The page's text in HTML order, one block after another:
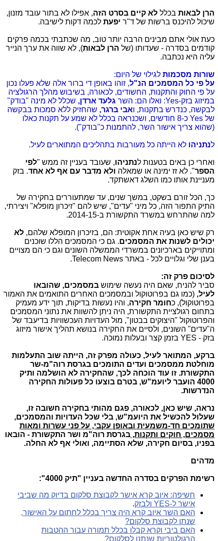
הרן לבאות בכלל לא קיים בסרט הזה, אפילו לא בתור עובד מזנון,
שיכול להיכנס ברשות של ד"ר יפעת לכמה דקות לישיבה.
כעת אולי אתם מבינים הרבה יותר טוב, מה שכתבתי בכמה פרקים
קודמים בסדרה - שעדותו (של הרן לבאות), לא שווה את ערך הנייר
עליה היא נכתבה.
שורות מסכמות לגילוי של היום:
על פי כל המסמכים הנ"ל, זוהו באופן די ברור אלה שלא פעלו נכון
על פי החוק והתקנות, החשודים, לכאורה, בשיבוש מהלך הרגולציה
במיזוג בזק-Yes: ואלו הם: השר
גלעד ארדן, שכלל לא מינה "בודק"
לבקשה, כנדרש בתקנות, ואבי ברגר, שהחזיק ללא סמכות בבקשה
של Yes כ-8 חודשים, ושכנראה בכלל לא שמע על תקנות כאלו
(שהוא צריך אישור השר, להתמנות כ"בודק").
לנתניהו לא הייתה כל מעורבות בתהליכים המתוארים לעיל.
ואחרי כן באים בטענות לנתניהו, שעובד בעניין זה ממש "לפי
הספר". לא זז ימינה או שמאלה ולא מדבר עם אף לא אחד. בזק
מעניינת אותו כמו השלג דאשתקד.
כך, הכל זורם בשקט, במשך שנים, עד שמתעוררים בחקירה של
התיק התפור הזה, כל מיני "עדים", שיש להם "זיכרון מופלא" ויצירתי,
למה שהתרחש במשרד התקשורת ב-2014-15.
רק שיש כאן בעיה אחת אקוטית: הם, בזיכרון המופלא שלהם, לא
יכולים לשנות את המסמכים. גם כי המסמכים הללו שוכנים
ומתוייקים בארכיונים במשרדי הממשלה השונים וגם כי הם מצויים
בענן שלי וגלויים לכל - באתר Telecom News.
לסיכום פרק זה:
סביר להניח, שאם היה נעשה שימוש במסמכים, שהובאו
לעיל, (כמו גם בפרוטוקול ובמסמכים האחרים התואמים את האמור
בפרוטוקול), כחומר חקירה, והיו נעשות בדיקות, תוך ידע מעמיק
בתחום רגולציית התקשורת, היה ניתן להשוות את נתוני המסמכים
והפרוטוקול "היצוקים בבטון", מול העדויות העכשוויות בדיעבד של
ה"עדים" השונים, ולסיים את החקירה בנושא תהליך אישור מיזוג
בזק - YES
בזמן קצר ובעלות נמוכה.
ברקע, המתואר לעיל, כעולה מפרק זה, הייתה שוב התעלמות
מוחלטת ממסמכים ועדים התומכים בגרסת רוה"מ-שר
התקשורת. זו עוד הוכחה לכך, שהחקירה לא הושלמה ותיק
4000 הועבר ליועמ"ש, בטרם בוצעו כל פעולות החקירה
הנדרשות.
נראה, שיש כאן, לכאורה, פגם מהותי בחקירה חשובה זו,
שעלול להכשיל את היועמ"ש, בלי שכל העדויות והמסמכים,
שתומכים חד-משמעית ובאופן עקבי, על פני עשרות ומאות
מסמכים, חוקים ותקנות, בגרסת רוה"מ ושר התקשורת - הובאו
בפניו, בסיום חקירה, שלא הסתיימה, ואולי אף לא החלה.
מדהים
רשימת הפרקים בסדרה החדשה בעניין "תיק 4000":
חשיפה: איוב קרא אישר לקבוצת סלקום בדיוק מה שביבי
אישר ל-YES ולבזק
.
האם השר איוב קרא היה צריך בכלל לחתום על האישור,
שנתן לקבוצת סלקום?
האם ביבי וקרא קבלו בכלל תמורה עבור ההטבות
הרגולטוריות שנתנו לסלקום?